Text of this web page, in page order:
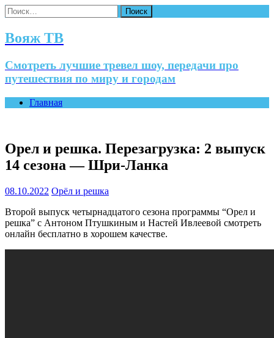
Найти:
Вояж ТВ
Смотреть лучшие тревел шоу, передачи про
путешествия по миру и городам
Главная
Орел и решка. Перезагрузка: 2 выпуск
14 сезона — Шри-Ланка
08.10.2022 Орёл и решка
Второй выпуск четырнадцатого сезона программы “Орел и
решка” с Антоном Птушкиным и Настей Ивлеевой смотреть
онлайн бесплатно в хорошем качестве.